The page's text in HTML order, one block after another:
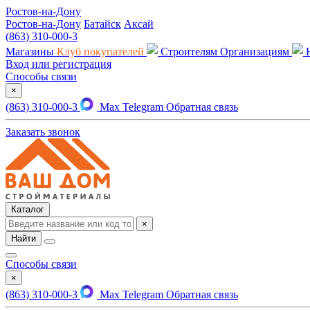
Ростов-на-Дону
Ростов-на-Дону Батайск Аксай
(863) 310-000-3
Магазины Клуб покупателей Строителям Организациям
Вход или регистрация
Способы связи
×
(863) 310-000-3 Max Telegram Обратная связь
Заказать звонок
Каталог
×
Найти
Способы связи
×
(863) 310-000-3 Max Telegram Обратная связь